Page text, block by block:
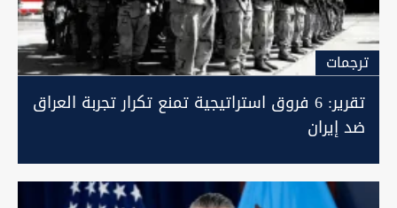
ترجمات
تقرير: 6 فروق استراتيجية تمنع تكرار تجربة العراق
ضد إيران